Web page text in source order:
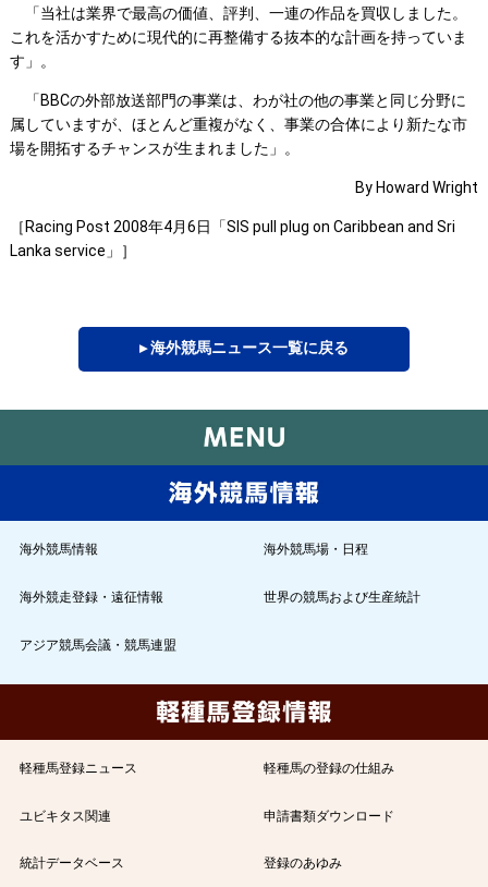
「当社は業界で最高の価値、評判、一連の作品を買収しました。
これを活かすために現代的に再整備する抜本的な計画を持っていま
す」。
「BBCの外部放送部門の事業は、わが社の他の事業と同じ分野に
属していますが、ほとんど重複がなく、事業の合体により新たな市
場を開拓するチャンスが生まれました」。
By Howard Wright
［Racing Post 2008年4月6日「SIS pull plug on Caribbean and Sri
Lanka service」］
▸ 海外競馬ニュース一覧に戻る
海外競馬情報 海外競馬場・日程
海外競走登録・遠征情報 世界の競馬および生産統計
アジア競馬会議・競馬連盟
軽種馬登録ニュース 軽種馬の登録の仕組み
ユビキタス関連 申請書類ダウンロード
統計データベース 登録のあゆみ